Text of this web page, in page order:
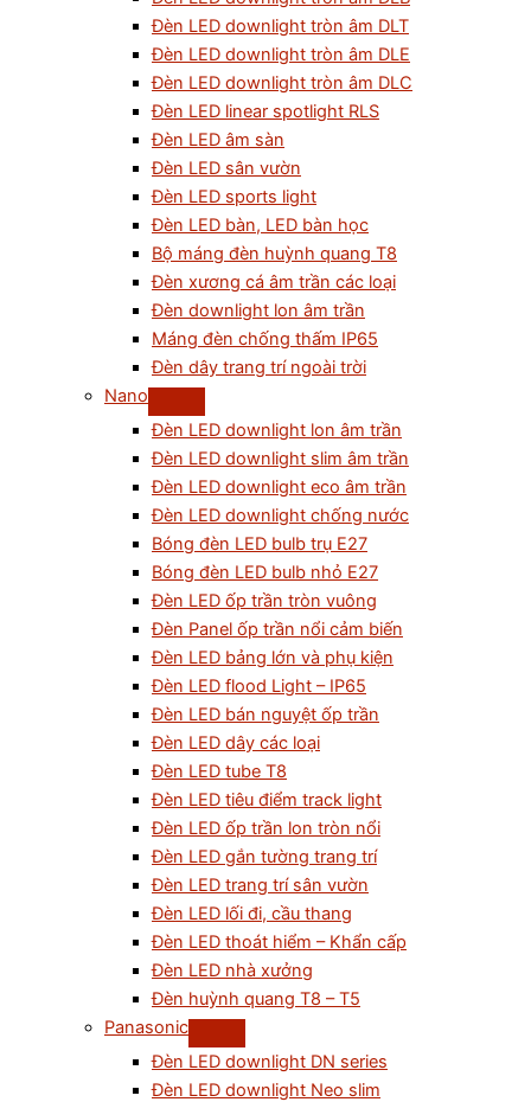
Đèn LED downlight tròn âm DLT
Đèn LED downlight tròn âm DLE
Đèn LED downlight tròn âm DLC
Đèn LED linear spotlight RLS
Đèn LED âm sàn
Đèn LED sân vườn
Đèn LED sports light
Đèn LED bàn, LED bàn học
Bộ máng đèn huỳnh quang T8
Đèn xương cá âm trần các loại
Đèn downlight lon âm trần
Máng đèn chống thấm IP65
Đèn dây trang trí ngoài trời
Nano
Đèn LED downlight lon âm trần
Đèn LED downlight slim âm trần
Đèn LED downlight eco âm trần
Đèn LED downlight chống nước
Bóng đèn LED bulb trụ E27
Bóng đèn LED bulb nhỏ E27
Đèn LED ốp trần tròn vuông
Đèn Panel ốp trần nổi cảm biến
Đèn LED bảng lớn và phụ kiện
Đèn LED flood Light – IP65
Đèn LED bán nguyệt ốp trần
Đèn LED dây các loại
Đèn LED tube T8
Đèn LED tiêu điểm track light
Đèn LED ốp trần lon tròn nổi
Đèn LED gắn tường trang trí
Đèn LED trang trí sân vườn
Đèn LED lối đi, cầu thang
Đèn LED thoát hiểm – Khẩn cấp
Đèn LED nhà xưởng
Đèn huỳnh quang T8 – T5
Panasonic
Đèn LED downlight DN series
Đèn LED downlight Neo slim